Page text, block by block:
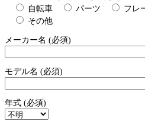
自転車
パーツ フレ
その他
メーカー名 (必須)
モデル名 (必須)
年式 (必須)